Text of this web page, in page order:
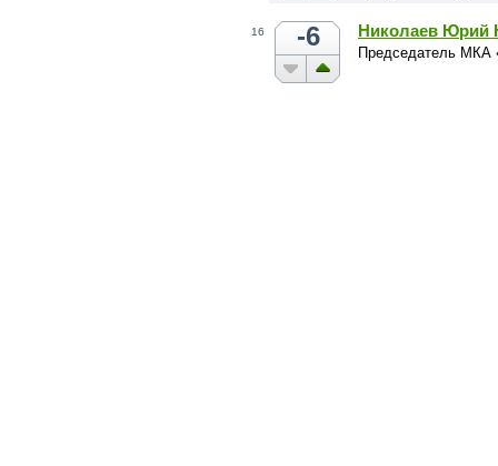
16 -6 Николаев Юрий
Председатель МКА